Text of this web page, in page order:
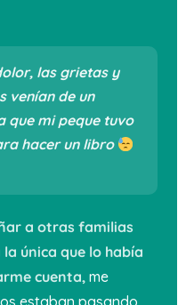
las grietas y
venían de un
mi peque tuvo
hacer un libro
a otras familias
única que lo había
cuenta,me